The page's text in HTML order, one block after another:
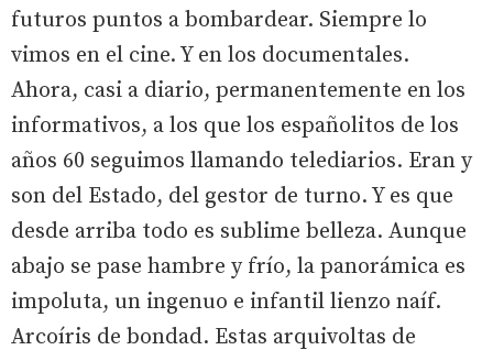
futuros puntos a bombardear. Siempre lo
vimos en el cine. Y en los documentales.
Ahora, casi a diario, permanentemente en los
informativos, a los que los españolitos de los
años 60 seguimos llamando telediarios. Eran y
son del Estado, del gestor de turno. Y es que
desde arriba todo es sublime belleza. Aunque
abajo se pase hambre y frío, la panorámica es
impoluta, un ingenuo e infantil lienzo naíf.
Arcoíris de bondad. Estas arquivoltas de